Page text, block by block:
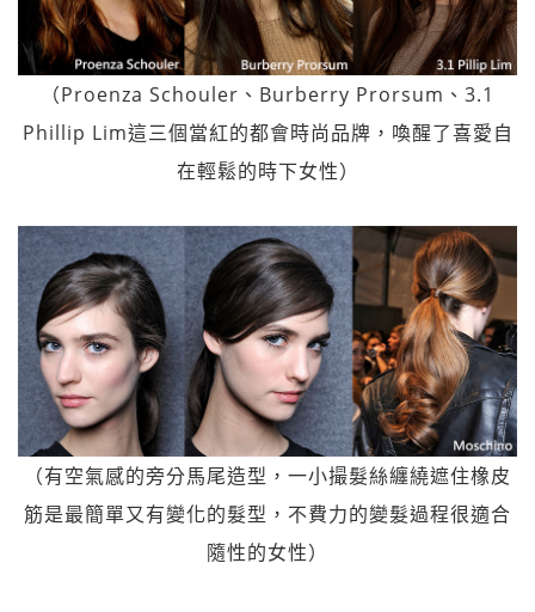
（Proenza Schouler、Burberry Prorsum、3.1
Phillip Lim這三個當紅的都會時尚品牌，喚醒了喜愛自
在輕鬆的時下女性）
（有空氣感的旁分馬尾造型，一小撮髮絲纏繞遮住橡皮
筋是最簡單又有變化的髮型，不費力的變髮過程很適合
隨性的女性）